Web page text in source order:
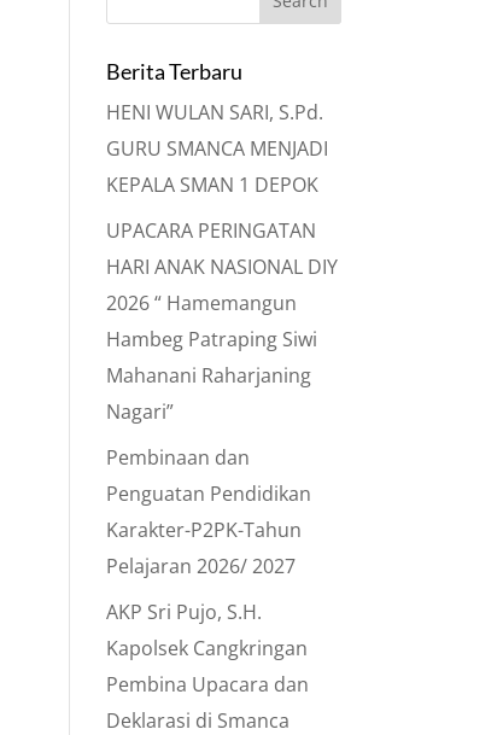
Berita Terbaru
HENI WULAN SARI, S.Pd.
GURU SMANCA MENJADI
KEPALA SMAN 1 DEPOK
UPACARA PERINGATAN
HARI ANAK NASIONAL DIY
2026 “ Hamemangun
Hambeg Patraping Siwi
Mahanani Raharjaning
Nagari”
Pembinaan dan
Penguatan Pendidikan
Karakter-P2PK-Tahun
Pelajaran 2026/ 2027
AKP Sri Pujo, S.H.
Kapolsek Cangkringan
Pembina Upacara dan
Deklarasi di Smanca